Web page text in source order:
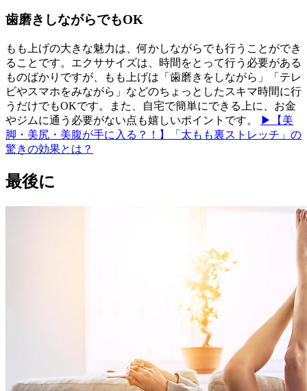
歯磨きしながらでもOK
もも上げの大きな魅力は、何かしながらでも行うことができ
ることです。エクササイズは、時間をとって行う必要がある
ものばかりですが、もも上げは「歯磨きをしながら」「テレ
ビやスマホをみながら」などのちょっとしたスキマ時間に行
うだけでもOKです。また、自宅で簡単にできる上に、お金
やジムに通う必要がない点も嬉しいポイントです。
▶【美
脚・美尻・美腹が手に入る？！】「太もも裏ストレッチ」の
驚きの効果とは？
最後に